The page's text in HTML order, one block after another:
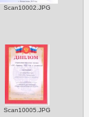
Scan10002.JPG
Scan10005.JPG